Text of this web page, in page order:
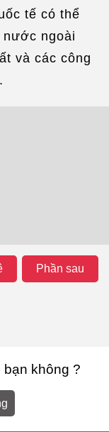
tế có thể
ngoài
và các công
Phần sau
không ?